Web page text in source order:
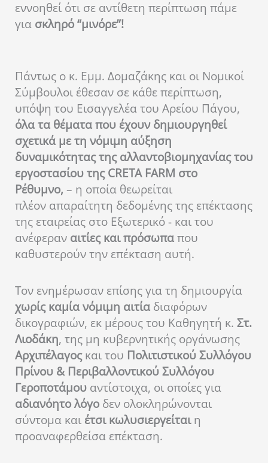
εννοηθεί ότι σε αντίθετη περίπτωση πάμε
για σκληρό “μινόρε”!
Πάντως ο κ. Εμμ. Δομαζάκης και οι Νομικοί
Σύμβουλοι έθεσαν σε κάθε περίπτωση,
υπόψη του Εισαγγελέα του Αρείου Πάγου,
όλα τα θέματα που έχουν δημιουργηθεί
σχετικά με τη νόμιμη αύξηση
δυναμικότητας της αλλαντοβιομηχανίας του
εργοστασίου της CRETA FARM στο
Ρέθυμνο, – η οποία θεωρείται
πλέον απαραίτητη δεδομένης της επέκτασης
της εταιρείας στο Εξωτερικό - και του
ανέφεραν αιτίες και πρόσωπαπου
καθυστερούν την επέκταση αυτή.
Τον ενημέρωσαν επίσης για τη δημιουργία
χωρίς καμία νόμιμη αιτία διαφόρων
δικογραφιών, εκ μέρους του Καθηγητή κ. Στ.
Λιοδάκη, της μη κυβερνητικής οργάνωσης
Αρχιπέλαγοςκαι του Πολιτιστικού Συλλόγου
Πρίνου & Περιβαλλοντικού Συλλόγου
Γεροποτάμου αντίστοιχα, οι οποίες για
αδιανόητο λόγο δεν ολοκληρώνονται
σύντομα και έτσι κωλυσιεργείταιη
προαναφερθείσα επέκταση.